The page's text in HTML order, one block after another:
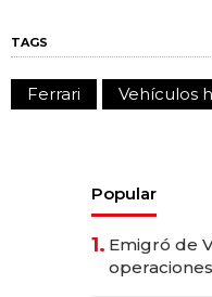
TAGS
Ferrari Vehículos
Popular
1. Emigró de